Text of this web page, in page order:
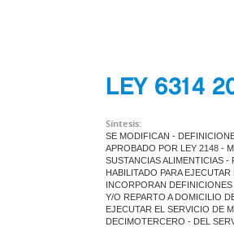
LEY 6314
Síntesis:
SE MODIFICAN -
APROBADO POR LEY 2148 -
SUSTANCIAS ALIMENTICIAS
HABILITADO PARA
INCORPORAN
Y/O REPARTO A DOMICILIO
EJECUTAR EL SERVICIO DE
DECIMOTERCERO - DEL